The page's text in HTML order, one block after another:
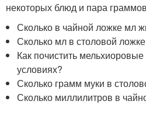
некоторых блюд и пара
Сколько в чайной ложке мл
Сколько мл в столовой ложке
Как почистить
условиях?
Сколько грамм муки в
Сколько миллилитров в